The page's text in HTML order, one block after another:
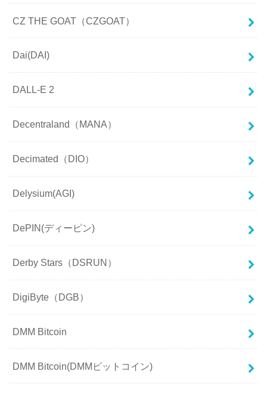
CZ THE GOAT（CZGOAT）
Dai(DAI)
DALL-E 2
Decentraland（MANA）
Decimated（DIO）
Delysium(AGI)
DePIN(ディーピン)
Derby Stars（DSRUN）
DigiByte（DGB）
DMM Bitcoin
DMM Bitcoin(DMMビットコイン)